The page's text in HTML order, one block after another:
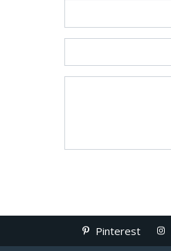
Pinterest